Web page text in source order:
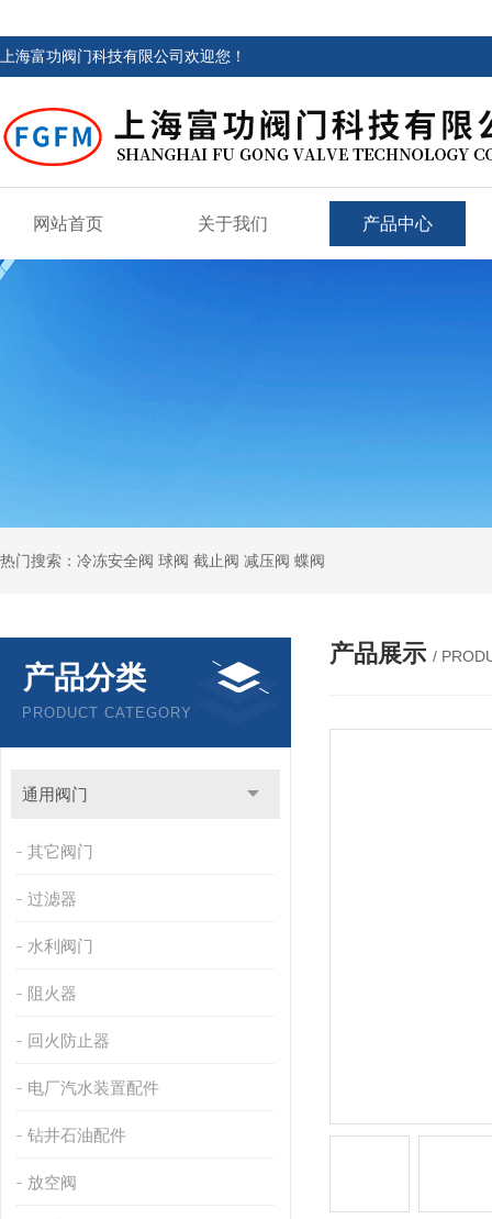
上海富功阀门科技有限公司欢迎您！
网站首页 关于我们 产品中心
热门搜索：冷冻安全阀 球阀 截止阀 减压阀 蝶阀
产品分类
PRODUCT CATEGORY
通用阀门
其它阀门
过滤器
水利阀门
阻火器
回火防止器
电厂汽水装置配件
钻井石油配件
放空阀
产品展示 /